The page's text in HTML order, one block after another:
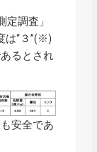
調査」
は“３”(※)
るとされ
安全であ